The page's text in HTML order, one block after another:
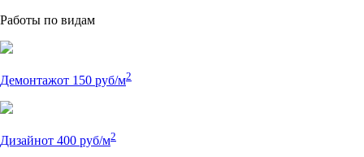
Работы по видам
Демонтажот 150 руб/м2
Дизайнот 400 руб/м2